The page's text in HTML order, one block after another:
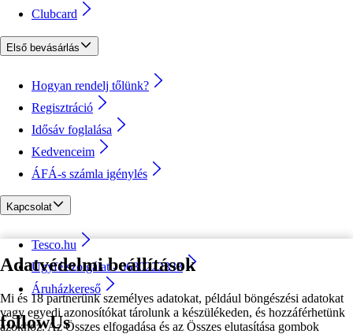
Adatvédelmi beállítások
Mi és 18 partnerünk személyes adatokat, például böngészési adatokat
vagy egyedi azonosítókat tárolunk a készülékeden, és hozzáférhetünk
azokhoz. Az Összes elfogadása és az Összes elutasítása gombok
Clubcard
Első bevásárlás
Hogyan rendelj tőlünk?
Regisztráció
Idősáv foglalása
Kedvenceim
ÁFÁ-s számla igénylés
Kapcsolat
Tesco.hu
Ügyfélszolgálat - 0680222333
Áruházkereső
followUs